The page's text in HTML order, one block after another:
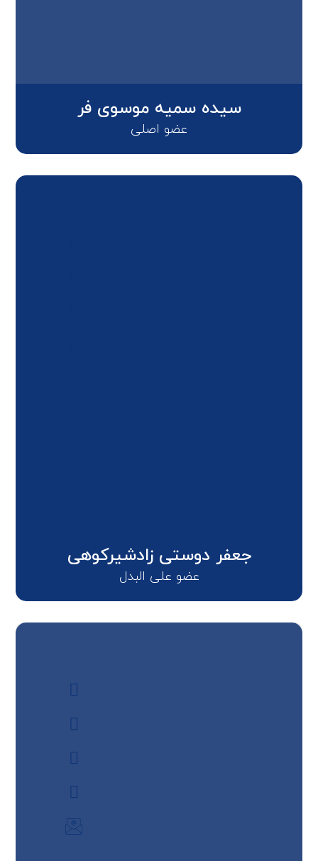
سیده سمیه موسوی فر
عضو اصلی
جعفر دوستی زادشیرکوهی
عضو علی البدل